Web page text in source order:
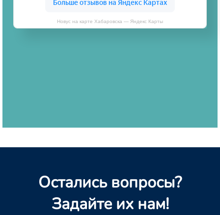
Новус на карте Хабаровска — Яндекс Карты
Остались вопросы?
Задайте их нам!